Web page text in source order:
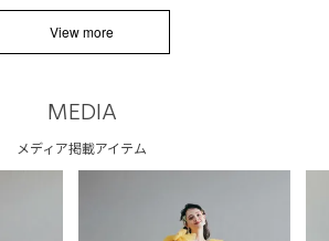
View more
MEDIA
メディア掲載アイテム